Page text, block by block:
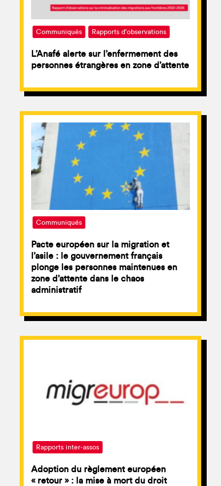
Communiqués Rapports d'observations
L’Anafé alerte sur l’enfermement des
personnes étrangères en zone d’attente
Communiqués
Pacte européen sur la migration et
l’asile : le gouvernement français
plonge les personnes maintenues en
zone d’attente dans le chaos
administratif
Rapports inter-assos
Adoption du règlement européen
« retour » : la mise à mort du droit